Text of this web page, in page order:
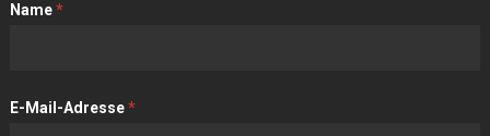
Name*
E-Mail-Adresse*